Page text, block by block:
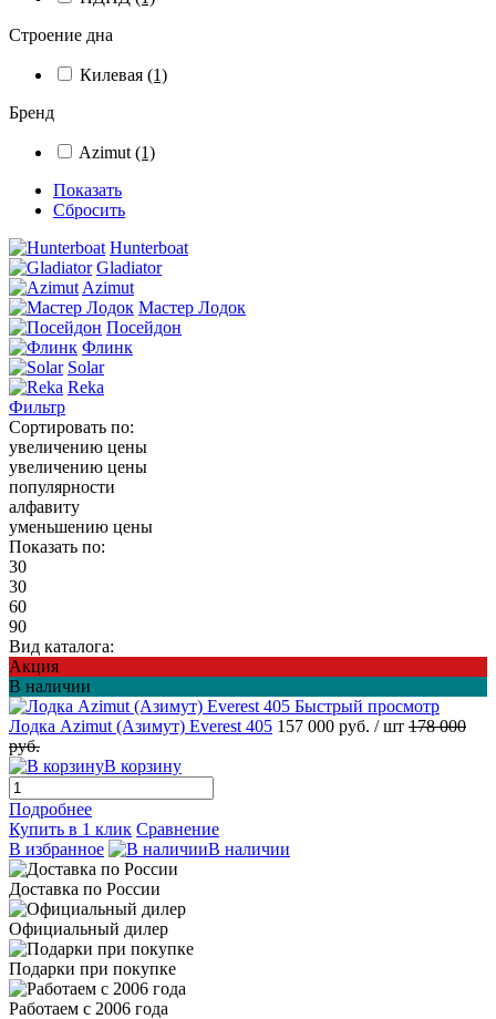
Строение дна
Килевая (1)
Бренд
Azimut (1)
Показать
Сбросить
Hunterboat
Gladiator
Azimut
Мастер Лодок
Посейдон
Флинк
Solar
Reka
Фильтр
Сортировать по:
увеличению цены
увеличению цены
популярности
алфавиту
уменьшению цены
Показать по:
30
30
60
90
Вид каталога:
Акция
В наличии
Быстрый просмотр
Лодка Azimut (Азимут) Everest 405 157 000 руб. / шт 178 000
руб.
В корзину
Подробнее
Купить в 1 клик Сравнение
В избранное
В наличии
Доставка по России
Официальный дилер
Подарки при покупке
Работаем с 2006 года